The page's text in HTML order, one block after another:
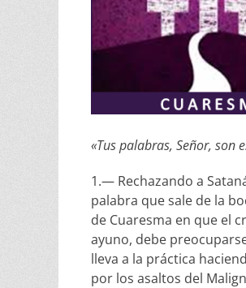
«Tus palabras, Señor, son
1.— Rechazando a
palabra que sale de la
de Cuaresma en que el
ayuno, debe
lleva a la práctica
por los asaltos del